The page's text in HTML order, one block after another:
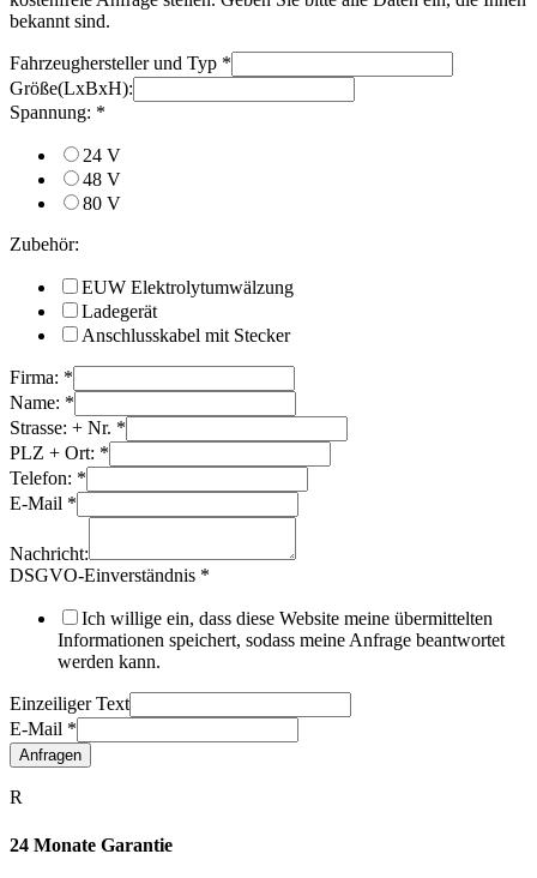
bekannt sind.
Fahrzeughersteller und Typ *
Größe(LxBxH):
Spannung: *
24 V
48 V
80 V
Zubehör:
EUW Elektrolytumwälzung
Ladegerät
Anschlusskabel mit Stecker
Firma: *
Name: *
Strasse: + Nr. *
PLZ + Ort: *
Telefon: *
E-Mail *
Nachricht:
DSGVO-Einverständnis *
Ich willige ein, dass diese Website meine übermittelten
Informationen speichert, sodass meine Anfrage beantwortet
werden kann.
Einzeiliger Text
E-Mail *
Anfragen
R
24 Monate Garantie